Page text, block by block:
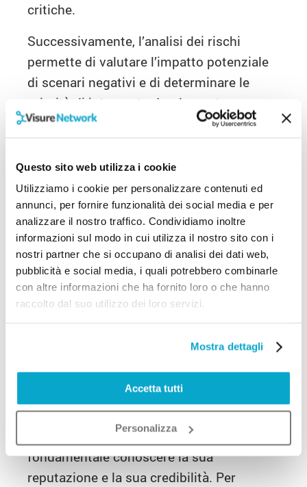
Questo sito web utilizza i cookie
Utilizziamo i cookie per personalizzare contenuti ed
annunci, per fornire funzionalità dei social media e per
analizzare il nostro traffico. Condividiamo inoltre
informazioni sul modo in cui utilizza il nostro sito con i
nostri partner che si occupano di analisi dei dati web,
pubblicità e social media, i quali potrebbero combinarle
con altre informazioni che ha fornito loro o che hanno
raccolto dal suo utilizzo dei loro servizi.
Mostra dettagli
Accetta tutti
Personalizza
critiche.
Successivamente, l’analisi dei rischi
permette di valutare l’impatto potenziale
di scenari negativi e di determinare le
priorità di intervento. Implementare una
matrice di rischio consente di classificare
evitamento, trasferimento o mitigazione.
Infine, documentare e rivedere
periodicamente le valutazioni di rischio
garantisce che l’azienda rimanga agile e
pronta a fronteggiare nuove minacce. Un
approccio proattivo alla gestione del
rischio non solo protegge l’azienda da
perdite significative, ma le offre anche un
cultura di sicurezza e resilienza.
Diversificare per ridurre
l’impatto delle crisi
Nella fase di acquisizione di un cliente è
fondamentale conoscere la sua
reputazione e la sua credibilità. Per